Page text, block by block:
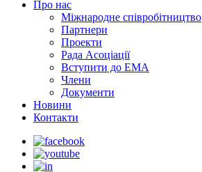
Про нас
Міжнародне співробітництво
Партнери
Проекти
Рада Асоціації
Вступити до ЕМА
Члени
Документи
Новини
Контакти